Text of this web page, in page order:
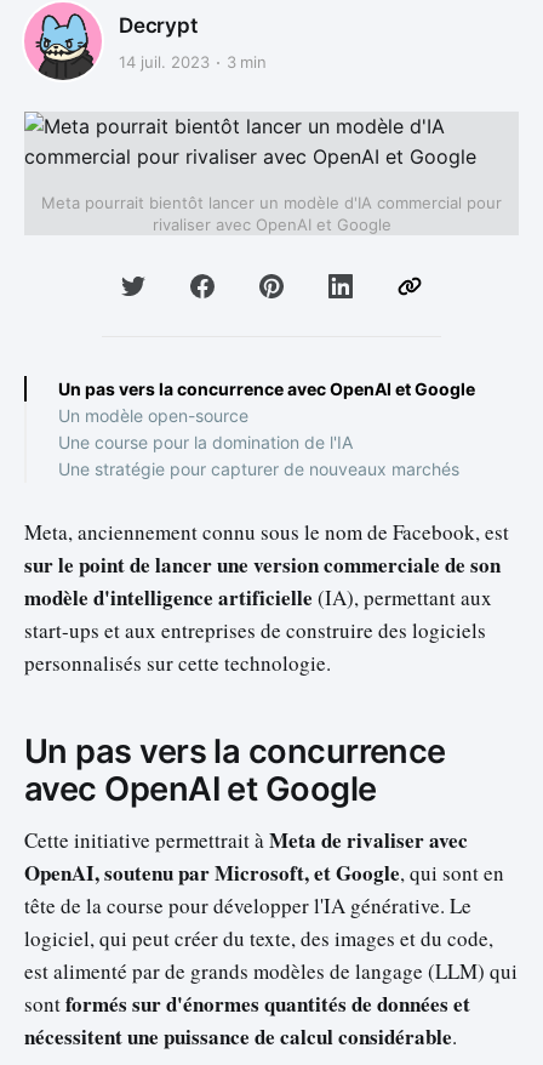
Decrypt
14 juil. 2023 3 min
Meta pourrait bientôt lancer un modèle d'IA commercial pour
rivaliser avec OpenAI et Google
Un pas vers la concurrence avec OpenAI et Google
Un modèle open-source
Une course pour la domination de l'IA
Une stratégie pour capturer de nouveaux marchés
Meta, anciennement connu sous le nom de Facebook, est
sur le point de lancer une version commerciale de son
modèle d'intelligence artificielle (IA), permettant aux
start-ups et aux entreprises de construire des logiciels
personnalisés sur cette technologie.
Un pas vers la concurrence
avec OpenAI et Google
Cette initiative permettrait àMeta de rivaliser avec
OpenAI, soutenu par Microsoft, et Google, qui sont en
tête de la course pour développer l'IA générative. Le
logiciel, qui peut créer du texte, des images et du code,
est alimenté par de grands modèles de langage (LLM) qui
sontformés sur d'énormes quantités de données et
nécessitent une puissance de calcul considérable.